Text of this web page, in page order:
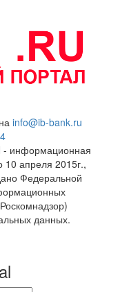
info@ib-bank.ru
- информационная
10 апреля 2015г.,
Федеральной
данных.